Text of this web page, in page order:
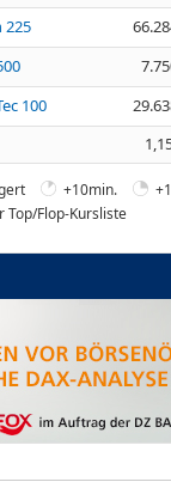
225
100
+10min.
Top/Flop-Kursliste